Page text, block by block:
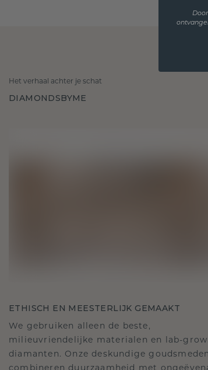
Het verhaal achter je schat
DIAMONDSBYME
ETHISCH EN MEESTERLIJK GEMAAKT
We gebruiken alleen de beste,
milieuvriendelijke materialen en lab-
diamanten. Onze deskundige goudsmeden